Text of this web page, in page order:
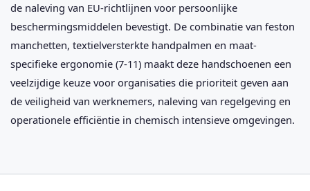
de naleving van EU-richtlijnen voor persoonlijke
beschermingsmiddelen bevestigt. De combinatie van feston
manchetten, textielversterkte handpalmen en maat-
specifieke ergonomie (7-11) maakt deze handschoenen een
veelzijdige keuze voor organisaties die prioriteit geven aan
de veiligheid van werknemers, naleving van regelgeving en
operationele efficiëntie in chemisch intensieve omgevingen.